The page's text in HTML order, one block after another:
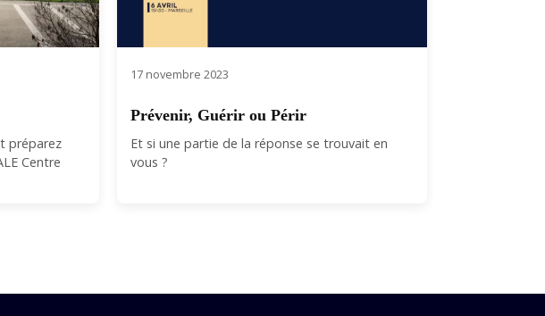
préparez
Centre
17 novembre 2023
Prévenir, Guérir ou Périr
Et si une partie de la réponse se trouvait en
vous ?